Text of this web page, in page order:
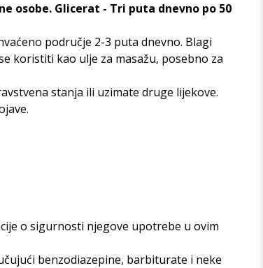
osobe. Glicerat - Tri puta dnevno po 50
područje 2-3 puta dnevno. Blagi
koristiti kao ulje za masažu, posebno za
stanja ili uzimate druge lijekove.
o sigurnosti njegove upotrebe u ovim
benzodiazepine, barbiturate i neke